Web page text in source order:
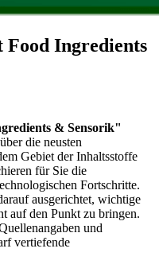
Food Ingredients
& Sensorik"
die neusten
Gebiet der Inhaltsstoffe
für Sie die
Fortschritte.
ausgerichtet, wichtige
auf den Punkt zu bringen.
und
vertiefende